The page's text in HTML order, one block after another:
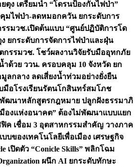
ตุง เตรียมนำ “โดรนป้องกันไฟป่า”
มไฟป่า-ลดหมอกควัน ยกระดับการ
รรมวช.เปิดต้นแบบ “ศูนย์ปฏิบัติการโด
ยกระดับการจัดการไฟป่าและฝุ่น
กรรมวช. โชว์ผลงานวิจัยรับมืออุทกภัย
ำด้วย ววน. ครอบคลุม 10 จังหวัด ยก
ลกลาง ลดเสี่ยงน้ำท่วมอย่างยั่งยืน
อโรงเรียนรัตนโกสินทร์สมโภช
พัฒนาหลักสูตรกฎหมาย ปลูกฝังธรรมาภิ
มืองแห่งอนาคต” ต้องไม่พัฒนาแบบแยก
ฟิค เชื่อม 3 อุตสาหกรรมสำคัญ วางภาค
ของเทคโนโลยีเพื่อเมือง เศรษฐกิจ
เปิดตัว “Conicle Skills” พลิกโฉม
ผนึก AI ยกระดับทักษะ